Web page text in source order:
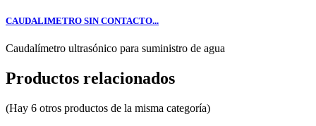
CAUDALIMETRO SIN CONTACTO...
Caudalímetro ultrasónico para suministro de agua
Productos relacionados
(Hay 6 otros productos de la misma categoría)